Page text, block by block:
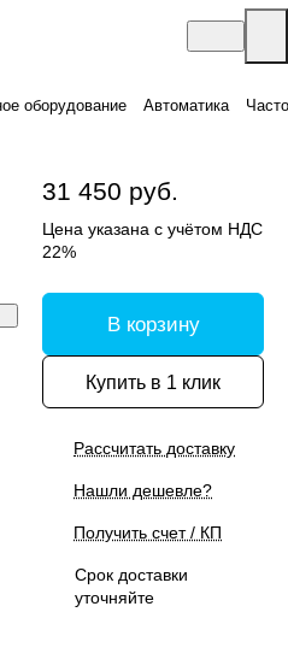
оборудование Автоматика
31 450 руб.
Цена указана с учётом НДС
22%
В корзину
Купить в 1 клик
Рассчитать доставку
Нашли дешевле?
Получить счет / КП
Срок доставки
уточняйте